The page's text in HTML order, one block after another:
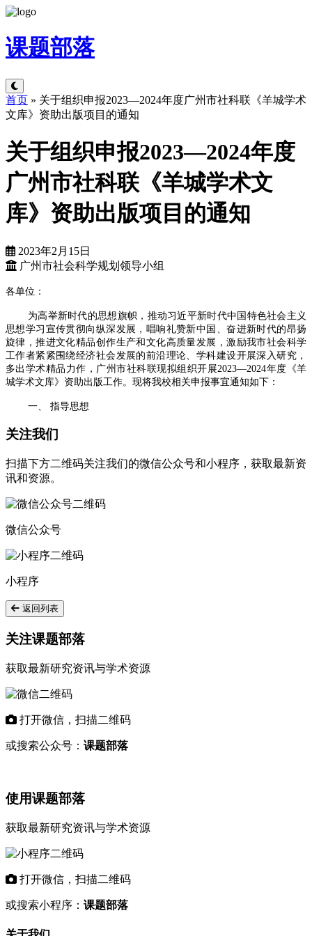
课题部落
首页 » 关于组织申报2023—2024年度广州市社科联《羊城学术
文库》资助出版项目的通知
关于组织申报2023—2024年度
广州市社科联《羊城学术文
库》资助出版项目的通知
2023年2月15日
广州市社会科学规划领导小组
各单位：
为高举新时代的思想旗帜，推动习近平新时代中国特色社会主义
思想学习宣传贯彻向纵深发展，唱响礼赞新中国、奋进新时代的昂扬
旋律，推进文化精品创作生产和文化高质量发展，激励我市社会科学
工作者紧紧围绕经济社会发展的前沿理论、学科建设开展深入研究，
多出学术精品力作，广州市社科联现拟组织开展2023—2024年度《羊
城学术文库》资助出版工作。现将我校相关申报事宜通知如下：
一、 指导思想
关注我们
扫描下方二维码关注我们的微信公众号和小程序，获取最新资
讯和资源。
微信公众号
小程序
返回列表
关注课题部落
获取最新研究资讯与学术资源
打开微信，扫描二维码
或搜索公众号： 课题部落
使用课题部落
获取最新研究资讯与学术资源
打开微信，扫描二维码
或搜索小程序： 课题部落